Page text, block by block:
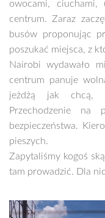
owocami, ciuchami,
centrum. Zaraz
busów proponując
poszukać miejsca, z
Nairobi wydawało
centrum panuje
jeżdżą jak chcą,
Przechodzenie na
bezpieczeństwa.
pieszych.
Zapytaliśmy kogoś
tam prowadzić. Dla